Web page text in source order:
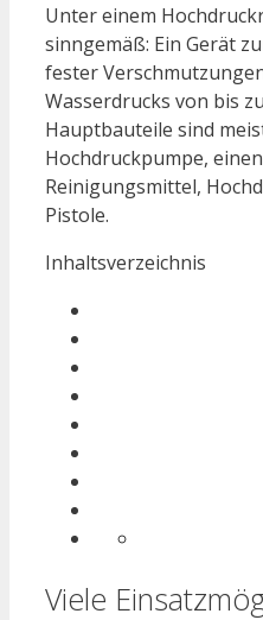
Unter einem
sinngemäß: Ein Gerät
fester
Wasserdrucks von bis
Hauptbauteile sind
Hochdruckpumpe,
Reinigungsmittel,
Pistole.
Inhaltsverzeichnis
Viele